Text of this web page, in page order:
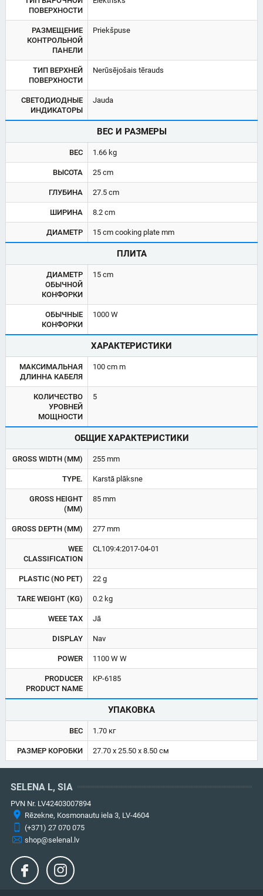
ПОВЕРХНОСТИ
РАЗМЕЩЕНИЕ
КОНТРОЛЬНОЙ
ПАНЕЛИ
Priekšpuse
ТИП ВЕРХНЕЙ
ПОВЕРХНОСТИ
Nerūsējošais tērauds
СВЕТОДИОДНЫЕ
ИНДИКАТОРЫ
Jauda
ВЕС И РАЗМЕРЫ
ВЕС 1.66 kg
ВЫСОТА 25 cm
ГЛУБИНА 27.5 cm
ШИРИНА 8.2 cm
ДИАМЕТР 15 cm cooking plate mm
ПЛИТА
ДИАМЕТР
ОБЫЧНОЙ
КОНФОРКИ
15 cm
ОБЫЧНЫЕ
КОНФОРКИ
1000 W
ХАРАКТЕРИСТИКИ
МАКСИМАЛЬНАЯ
ДЛИННА КАБЕЛЯ
100 cm m
КОЛИЧЕСТВО
УРОВНЕЙ
МОЩНОСТИ
5
ОБЩИЕ ХАРАКТЕРИСТИКИ
GROSS WIDTH (MM) 255 mm
TYPE. Karstā plāksne
GROSS HEIGHT
(MM)
85 mm
GROSS DEPTH (MM) 277 mm
WEE
CLASSIFICATION
CL109:4:2017-04-01
PLASTIC (NO PET) 22 g
TARE WEIGHT (KG) 0.2 kg
WEEE TAX Jā
DISPLAY Nav
POWER 1100 W W
PRODUCER
PRODUCT NAME
KP-6185
УПАКОВКА
ВЕС 1.70 кг
РАЗМЕР КОРОБКИ 27.70 x 25.50 x 8.50 см
SELENA L, SIA
PVN Nr. LV42403007894
Rēzekne, Kosmonautu iela 3, LV-4604
(+371) 27 070 075
shop@selenal.lv